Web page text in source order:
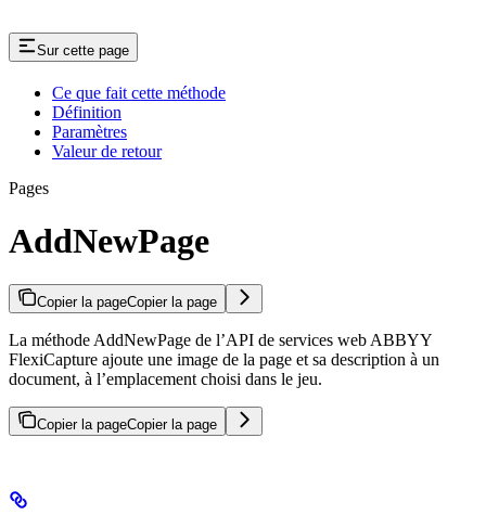
Sur cette page
Ce que fait cette méthode
Définition
Paramètres
Valeur de retour
Pages
AddNewPage
Copier la pageCopier la page
La méthode AddNewPage de l’API de services web ABBYY
FlexiCapture ajoute une image de la page et sa description à un
document, à l’emplacement choisi dans le jeu.
Copier la pageCopier la page